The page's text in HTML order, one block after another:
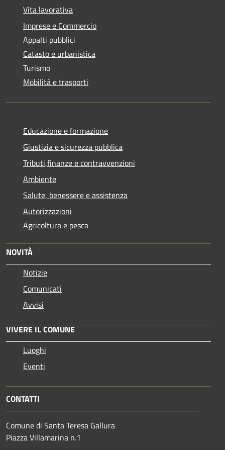
Vita lavorativa
Imprese e Commercio
Appalti pubblici
Catasto e urbanistica
Turismo
Mobilità e trasporti
Educazione e formazione
Giustizia e sicurezza pubblica
Tributi,finanze e contravvenzioni
Ambiente
Salute, benessere e assistenza
Autorizzazioni
Agricoltura e pesca
NOVITÀ
Notizie
Comunicati
Avvisi
VIVERE IL COMUNE
Luoghi
Eventi
CONTATTI
Comune di Santa Teresa Gallura
Piazza Villamarina n.1